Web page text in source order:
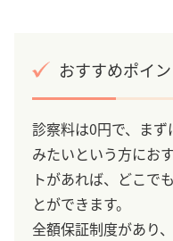
おすすめポイ
診察料は0円で、ま
みたいという方にお
トがあれば、どこで
とができます。
全額保証制度があり